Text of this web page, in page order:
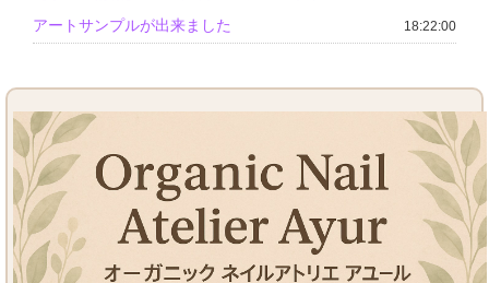
アートサンプルが出来ました
18:22:00